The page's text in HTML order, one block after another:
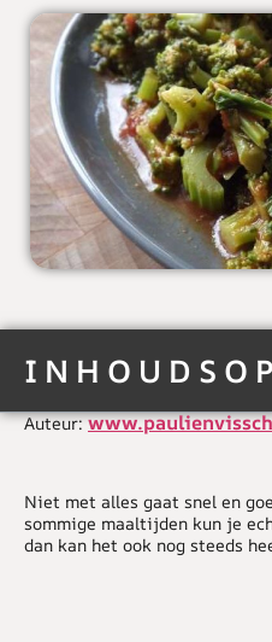
Auteur:
Niet met alles gaat snel en
sommige maaltijden kun je
dan kan het ook nog steeds